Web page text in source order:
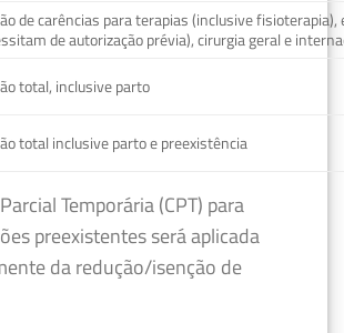
de carências para terapias (inclusive fisioterapia),
de autorização prévia), cirurgia geral e
total, inclusive parto
total inclusive parto e preexistência
Temporária (CPT) para
preexistentes será aplicada
da redução/isenção de